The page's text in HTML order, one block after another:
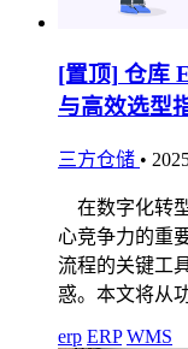
[置顶] 仓库
与高效选型
三方仓储 •
在数字化转
心竞争力的重
流程的关键工
惑。本文将从
erp ERP WMS